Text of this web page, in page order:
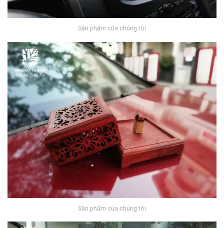
Sản phẩm của chúng tôi
Sản phẩm của chúng tôi